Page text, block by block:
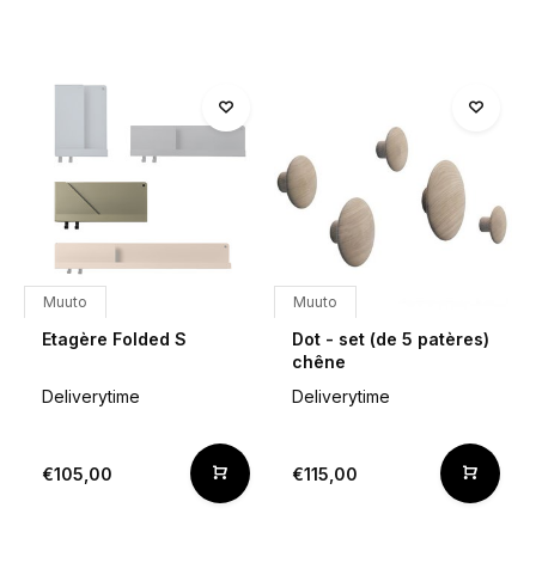
Muuto
Etagère Folded S
Deliverytime
€105,00
Muuto
Dot - set (de 5 patères)
chêne
Deliverytime
€115,00